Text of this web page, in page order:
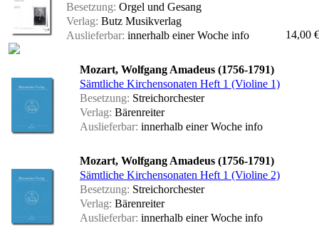
Besetzung: Orgel und Gesang
Verlag: Butz Musikverlag
Auslieferbar: innerhalb einer Woche info 14,00 €
Mozart, Wolfgang Amadeus (1756-1791)
Sämtliche Kirchensonaten Heft 1 (Violine 1)
Besetzung: Streichorchester
Verlag: Bärenreiter
Auslieferbar: innerhalb einer Woche info
Mozart, Wolfgang Amadeus (1756-1791)
Sämtliche Kirchensonaten Heft 1 (Violine 2)
Besetzung: Streichorchester
Verlag: Bärenreiter
Auslieferbar: innerhalb einer Woche info